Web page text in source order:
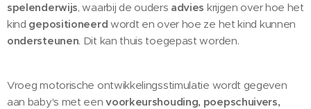
spelenderwijs, waarbij de ouders advies krijgen over hoe het
kind gepositioneerd wordt en over hoe ze het kind kunnen
ondersteunen. Dit kan thuis toegepast worden.
Vroeg motorische ontwikkelingsstimulatie wordt gegeven
aan baby's met eenvoorkeurshouding, poepschuivers,